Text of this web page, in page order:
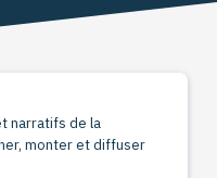
narratifs de la
monter et diffuser